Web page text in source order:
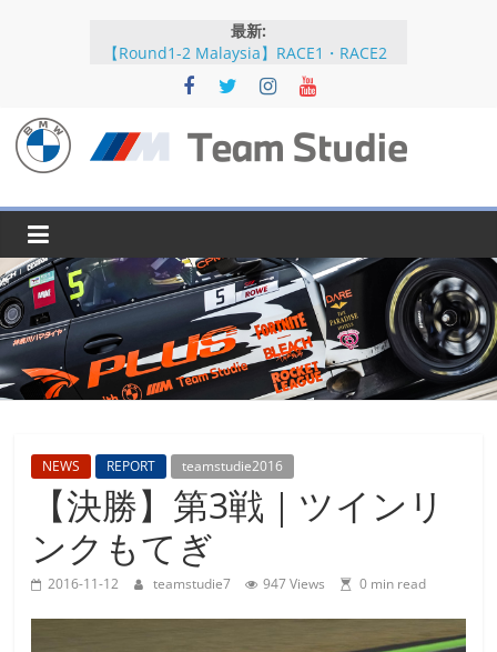
へ
キ
プ
最新:
【Round1-2 Malaysia】RACE1・RACE2
【Round5-6 JAPAN】RACE2
【Round5-6 JAPAN】RACE1・RACE2予選
【Round3-4 Indonesia】RACE1・RACE2
BMW
M
Team
Studie
SUPER
BMW
Team
Studie
M4GT3
NEWS REPORT teamstudie2016
【決勝】第3戦｜ツインリ
ンクもてぎ
2016-11-12 teamstudie7 947 Views 0 min read